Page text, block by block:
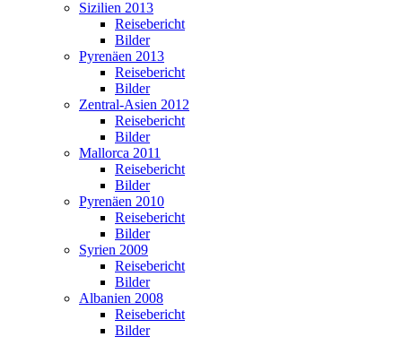
Sizilien 2013
Reisebericht
Bilder
Pyrenäen 2013
Reisebericht
Bilder
Zentral-Asien 2012
Reisebericht
Bilder
Mallorca 2011
Reisebericht
Bilder
Pyrenäen 2010
Reisebericht
Bilder
Syrien 2009
Reisebericht
Bilder
Albanien 2008
Reisebericht
Bilder